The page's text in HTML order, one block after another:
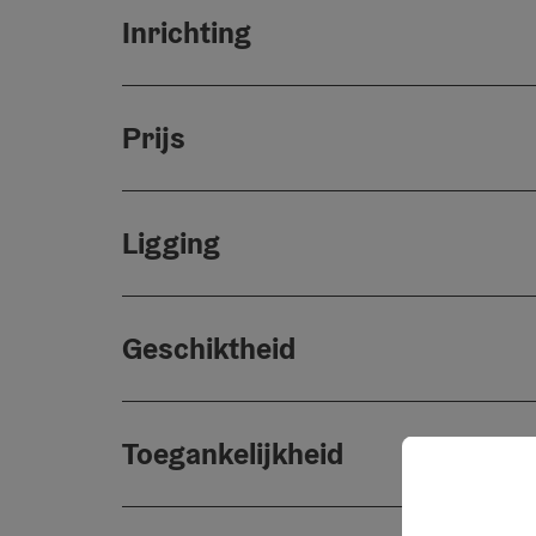
Inrichting
Prijs
Ligging
Geschiktheid
Toegankelijkheid